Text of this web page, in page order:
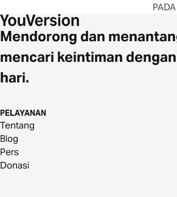
Mendorong dan
mencari keintiman
hari.
PELAYANAN
Tentang
Blog
Pers
Donasi